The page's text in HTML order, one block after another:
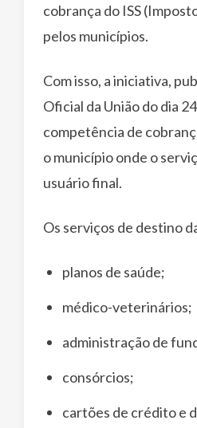
cobrança do ISS
pelos municípios.
Com isso, a iniciativa,
Oficial da União do dia
competência de
o município onde o
usuário final.
Os serviços de destino
planos de saúde;
médico-veterinários;
administração de
consórcios;
cartões de crédito e